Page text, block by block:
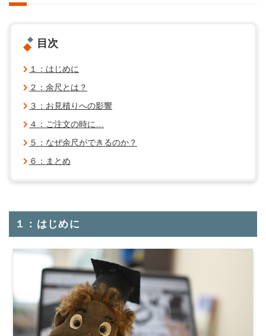
目次
１：はじめに
２：余尺とは？
３：お見積りへの影響
４：ご注文の時に…
５：なぜ余尺ができるのか？
６：まとめ
１：はじめに